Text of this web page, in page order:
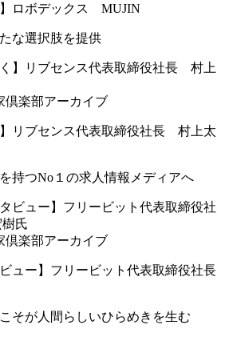
】ロボデックス MUJIN
な選択肢を提供
倶楽部アーカイブ
】リブセンス代表取締役社長 村上太
持つNo１の求人情報メディアへ
倶楽部アーカイブ
ュー】フリービット代表取締役社長
そが人間らしいひらめきを生む